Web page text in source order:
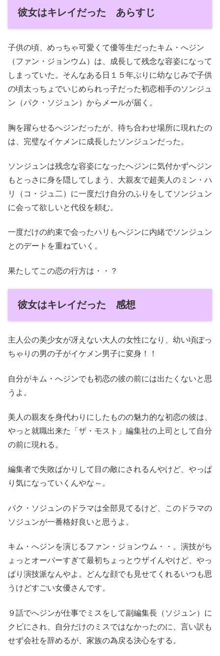
彼女はキレイだった あらすじ
子供の頃、めっちゃ可愛くて優等生だったキム・へジン
（ファン・ジョンウム）は、成長して残念な容姿になって
しまっていた。そんなある日１５年ぶりに幼なじみで子供
の頃太っちょでいじめられっ子だった初恋相手のソンジュ
ン（パク・ソジュン）からメールが届く。
胸を躍らせるへジンだったが、待ち合わせ場所に現れたの
は、完璧なイケメンに成長したソンジュンだった。
ソンジュンは残念な容姿になったへジンに気付かずへジン
もとっさに身を隠してしまう、大親友で超美人のミン・ハ
リ（コ・ジュ二）に一度だけ自分のふりをしてソンジュン
に会って欲しいと代役を頼む。
一度だけの約束で会ったハリもへジンに内緒でソンジュン
とのデートを重ねていく。
果たしてこの恋の行方は・・？
彼女はキレイだった 感想
主人公の美少女が冴えない大人の女性になり、幼い頃ぽっ
ちゃりの男の子がイケメン男子に変身！！
自分がキム・へジンでも初恋の彼の前には出たくないと思
うよ。
美人の親友を身代わりにしたものの魅力的な初恋の彼は、
やっと就職出来た「ザ・モスト」編集社の上司として自分
の前に現れる。
編集者で失敗ばかりして目の敵にされるんやけど、やっぱ
り気になっていくんやな～。
パク・ソジュンのドラマは全部見てるけど、このドラマの
ソジュンが一番格好良いと思うよ。
キム・へジンを演じるファン・ジョンウム・・。演技がち
ょっとオーバーすぎて最初ちょっとウザイんやけど、やっ
ぱり演技派なんやよ。どんな顔でも見せてくれるいつも思
うけどすごい女優さんです。
９話でへジンが仕事でミスをして副編集長（ソジュン）に
クビにされ、自分だけのミスではなかったのに、言い訳も
せず会社を辞めるが、家族の為戻る決心をする。